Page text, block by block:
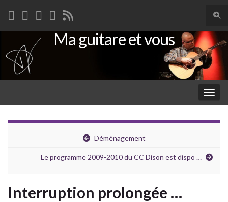
Search for:
Ma guitare et vous
Déménagement
Le programme 2009-2010 du CC Dison est dispo …
Interruption prolongée …